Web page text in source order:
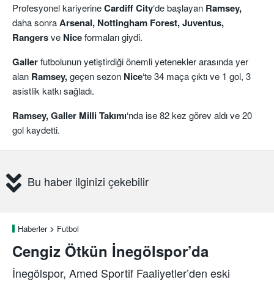
Profesyonel kariyerineCardiff City‘de başlayan Ramsey,
daha sonraArsenal, Nottingham Forest, Juventus,
Rangersve Niceformaları giydi.
Gallerfutbolunun yetiştirdiği önemli yetenekler arasında yer
alan Ramsey,geçen sezon Nice‘te 34 maça çıktı ve 1 gol, 3
asistlik katkı sağladı.
Ramsey, Galler MilliTakımı‘nda ise 82 kez görev aldı ve 20
gol kaydetti.
Bu haber ilginizi çekebilir
Haberler Futbol
Cengiz Ötkün İnegölspor’da
İnegölspor, Amed Sportif Faaliyetler’den eski